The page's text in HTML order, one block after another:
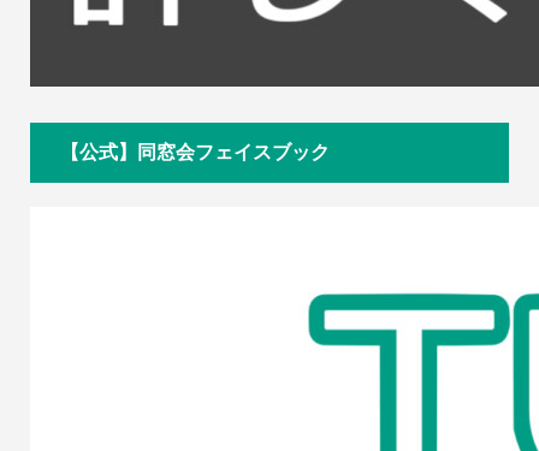
【公式】同窓会フェイスブック